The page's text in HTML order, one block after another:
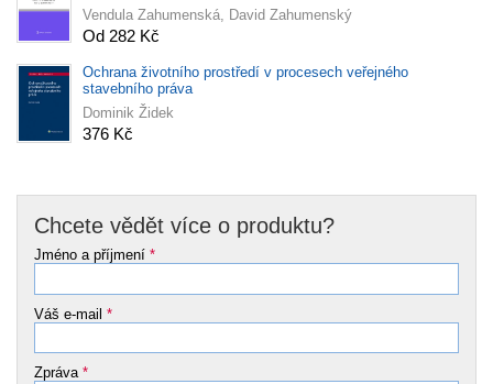
Vendula Zahumenská, David Zahumenský
Od 282 Kč
Ochrana životního prostředí v procesech veřejného
stavebního práva
Dominik Židek
376 Kč
Chcete vědět více o produktu?
Jméno a příjmení *
Váš e-mail *
Zpráva *